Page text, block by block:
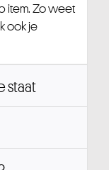
item. Zo weet
ook je
staat